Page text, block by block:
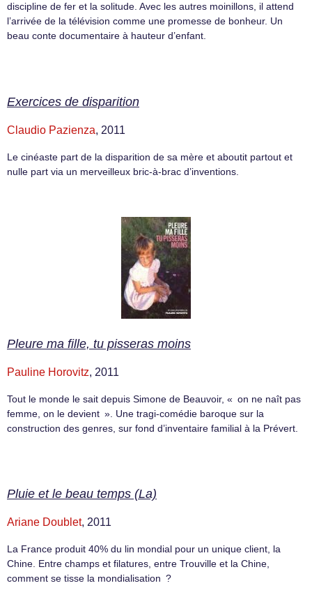
discipline de fer et la solitude. Avec les autres moinillons, il attend
l’arrivée de la télévision comme une promesse de bonheur. Un
beau conte documentaire à hauteur d’enfant.
Exercices de disparition
Claudio Pazienza, 2011
Le cinéaste part de la disparition de sa mère et aboutit partout et
nulle part via un merveilleux bric-à-brac d’inventions.
Pleure ma fille, tu pisseras moins
Pauline Horovitz, 2011
Tout le monde le sait depuis Simone de Beauvoir, « on ne naît pas
femme, on le devient ». Une tragi-comédie baroque sur la
construction des genres, sur fond d’inventaire familial à la Prévert.
Pluie et le beau temps (La)
Ariane Doublet, 2011
La France produit 40% du lin mondial pour un unique client, la
Chine. Entre champs et filatures, entre Trouville et la Chine,
comment se tisse la mondialisation ?